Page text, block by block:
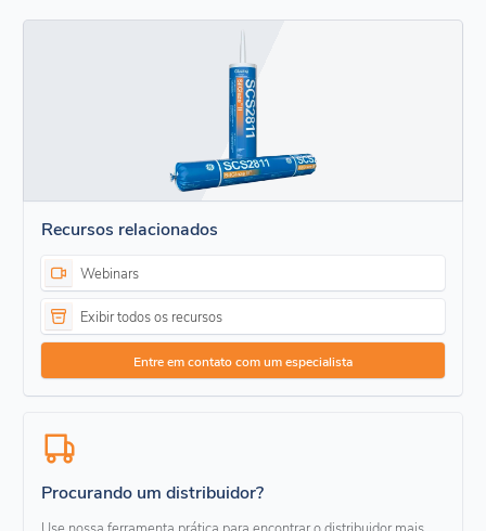
Recursos relacionados
Webinars
Exibir todos os recursos
Entre em contato com um especialista
Procurando um distribuidor?